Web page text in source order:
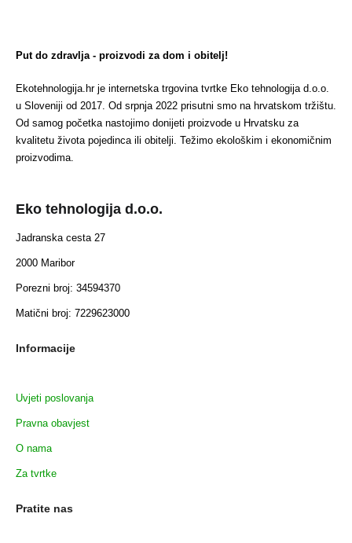
Put do zdravlja - proizvodi za dom i obitelj!
Ekotehnologija.hr je internetska trgovina tvrtke Eko tehnologija d.o.o.
u Sloveniji od 2017. Od srpnja 2022 prisutni smo na hrvatskom tržištu.
Od samog početka nastojimo donijeti proizvode u Hrvatsku za
kvalitetu života pojedinca ili obitelji. Težimo ekološkim i ekonomičnim
proizvodima.
Eko tehnologija d.o.o.
Jadranska cesta 27
2000 Maribor
Porezni broj: 34594370
Matični broj: 7229623000
Informacije
Uvjeti poslovanja
Pravna obavjest
O nama
Za tvrtke
Pratite nas